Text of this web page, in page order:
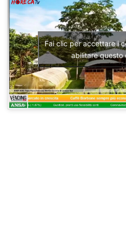
Fai clic per accettare i
abilitare questo